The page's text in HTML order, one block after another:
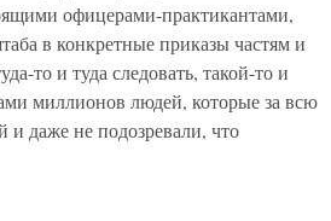
офицерами-практикантами,
в конкретные приказы частям и
то и туда следовать, такой-то и
миллионов людей, которые за всю
даже не подозревали, что